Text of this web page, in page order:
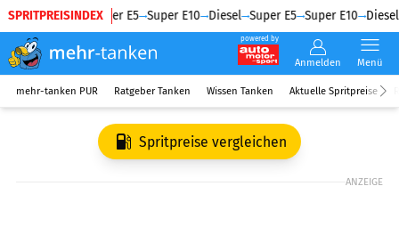
SPRITPREISINDEX
Diesel Super E5 Super E10 Diesel Super E5 Super E10 Diesel
powered by
Anmelden Menü
mehr-tanken PUR Ratgeber Tanken Wissen Tanken Aktuelle Spritpreise
Spritpreise vergleichen
ANZEIGE